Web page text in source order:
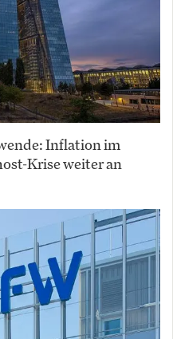
Inflation im
Krise weiter an